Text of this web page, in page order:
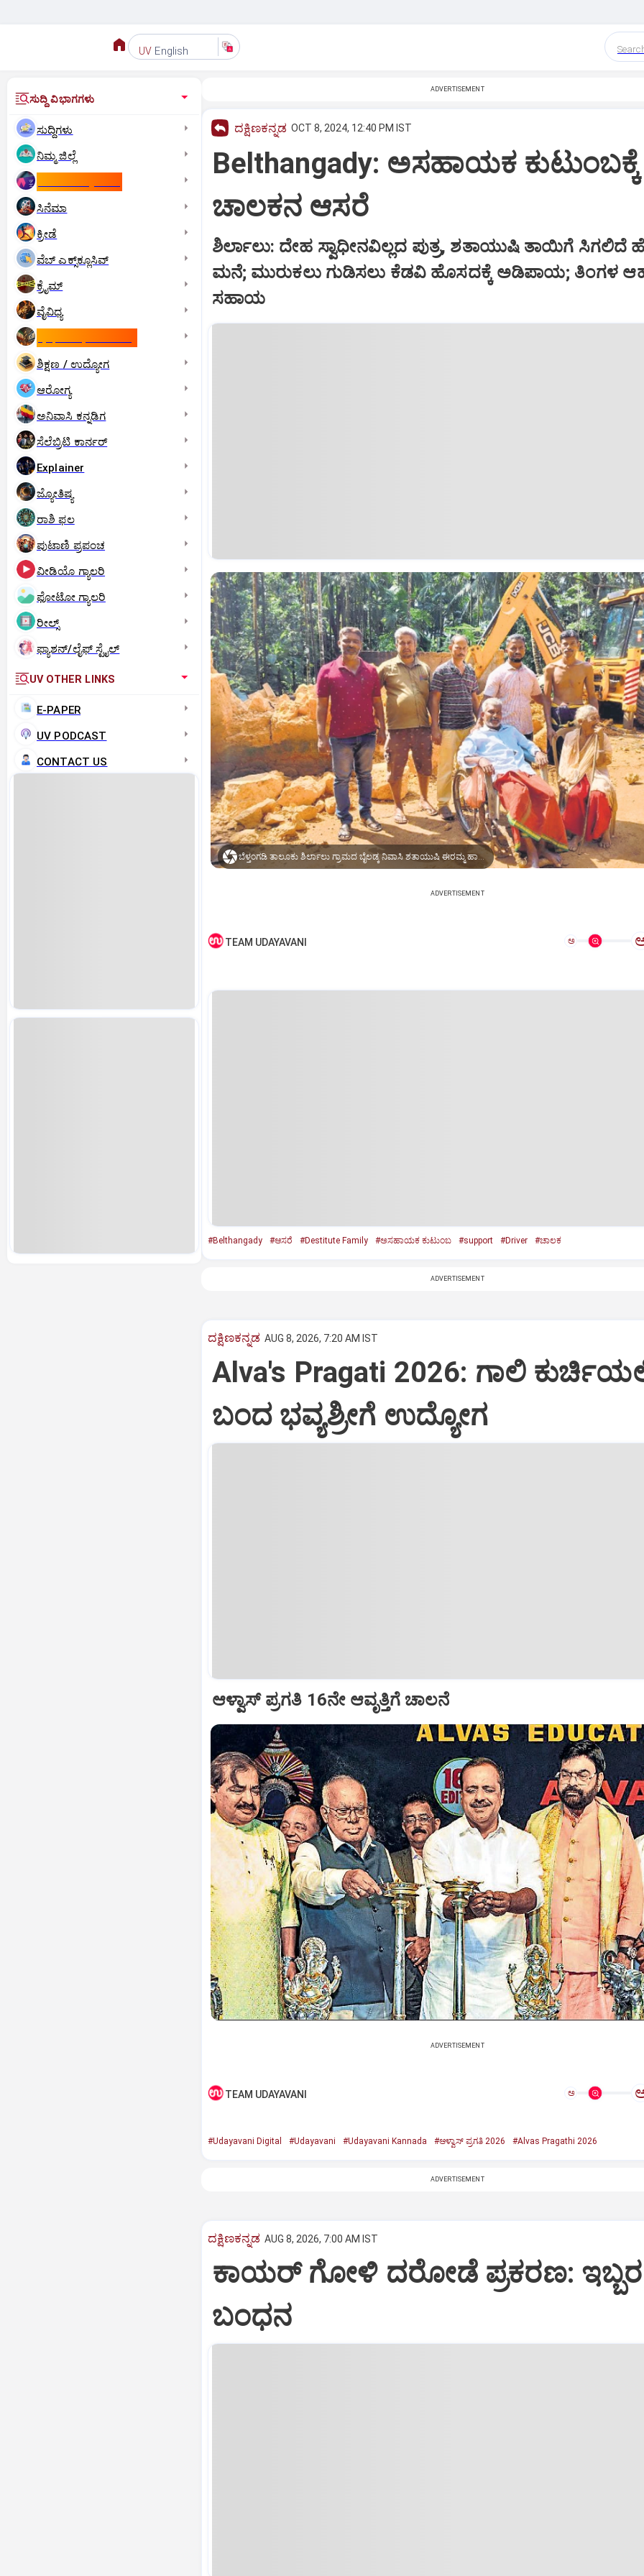
UV English
ಸುದ್ದಿ ವಿಭಾಗಗಳು
ಸುದ್ದಿಗಳು
ನಿಮ್ಮ ಜಿಲ್ಲೆ
ಸಿನೆಮಾ
ಕ್ರೀಡೆ
ವೆಬ್ ಎಕ್ಸ್‌ಕ್ಲೂಸಿವ್
ಕ್ರೈಮ್
ವೈವಿಧ್ಯ
ಶಿಕ್ಷಣ / ಉದ್ಯೋಗ
ಆರೋಗ್ಯ
ಅನಿವಾಸಿ ಕನ್ನಡಿಗ
ಸೆಲೆಬ್ರಿಟಿ ಕಾರ್ನರ್‌
Explainer
ಜ್ಯೋತಿಷ್ಯ
ರಾಶಿ ಫಲ
ಪುಟಾಣಿ ಪ್ರಪಂಚ
ವೀಡಿಯೊ ಗ್ಯಾಲರಿ
ಫೋಟೋ ಗ್ಯಾಲರಿ
ರೀಲ್ಸ್
ಫ್ಯಾಶನ್/ಲೈಫ್‌ ಸ್ಟೈಲ್
UV OTHER LINKS
E-PAPER
UV PODCAST
CONTACT US
ADVERTISEMENT
ದಕ್ಷಿಣಕನ್ನಡ OCT 8, 2024, 12:40 PM IST
Belthangady: ಅಸಹಾಯಕ ಕುಟುಂಬಕ್ಕೆ
ಚಾಲಕನ ಆಸರೆ
ಶಿರ್ಲಾಲು: ದೇಹ ಸ್ವಾಧೀನವಿಲ್ಲದ ಪುತ್ರ, ಶತಾಯುಷಿ ತಾಯಿಗೆ ಸಿಗಲಿದೆ
ಮನೆ; ಮುರುಕಲು ಗುಡಿಸಲು ಕೆಡವಿ ಹೊಸದಕ್ಕೆ ಅಡಿಪಾಯ; ತಿಂಗಳ
ಸಹಾಯ
ಬೆಳ್ತಂಗಡಿ ತಾಲೂಕು ಶಿರ್ಲಾಲು ಗ್ರಾಮದ ಬೈಲಡ್ಕ ನಿವಾಸಿ ಶತಾಯುಷಿ ಈರಮ್ಮ ಹಾಗೂ ಪುತ್ರ ಸುಂದರ ಅವರ ಹಳೆ ಮನೆ ಕೆಡವಿ ಹೊಸ ಮನೆ ನಿರ್ಮಾಣಕ್ಕೆ ಸಿದ್ಧವಾಗಿರುವುದು.
ADVERTISEMENT
TEAM UDAYAVANI ಅ
#Belthangady #ಆಸರೆ #Destitute Family #ಅಸಹಾಯಕ ಕುಟುಂಬ #support #Driver #ಚಾಲಕ
ADVERTISEMENT
ದಕ್ಷಿಣಕನ್ನಡ AUG 8, 2026, 7:20 AM IST
Alva's Pragati 2026: ಗಾಲಿ
ಬಂದ ಭವ್ಯಶ್ರೀಗೆ ಉದ್ಯೋಗ
ಆಳ್ವಾಸ್‌ ಪ್ರಗತಿ 16ನೇ ಆವೃತ್ತಿಗೆ ಚಾಲನೆ
ADVERTISEMENT
TEAM UDAYAVANI ಅ
#Udayavani Digital #Udayavani #Udayavani Kannada #ಆಳ್ವಾಸ್‌ ಪ್ರಗತಿ 2026 #Alvas Pragathi 2026
ADVERTISEMENT
ದಕ್ಷಿಣಕನ್ನಡ AUG 8, 2026, 7:00 AM IST
ಕಾಯರ್ ಗೋಳಿ ದರೋಡೆ ಪ್ರಕರಣ: ಇಬ್ಬರ
ಬಂಧನ